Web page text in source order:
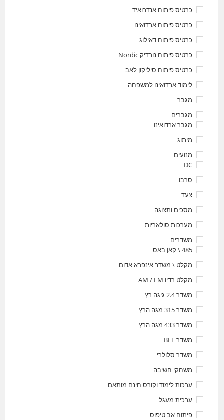
כרטיס פיתוח אנדרואיד
כרטיס פיתוח ארדואינו
כרטיס פיתוח דאילוג
כרטיס פיתוח נורדיק Nordic
כרטיס פיתוח סיליקון לאב
לימוד ארדואינו למשפחה
מגבר
מגברים
מגבר ארדואינו
מיתוג
מנועים
DC
סרבו
צעד
מסכים ותצוגה
מערכות סולאריות
משדרים
485 \ קאן באס
מקלט \ משדר אינפרא אדום
מקלט רדיו AM / FM
משדר 2.4 גיגה רץ
משדר 315 מגה הרץ
משדר 433 מגה הרץ
משדר BLE
משדר סלולרי
משחקי חשיבה
ערכות לימוד וקורס חינם מותאם
ערכית מעגל
פיתוח אב טיפוס